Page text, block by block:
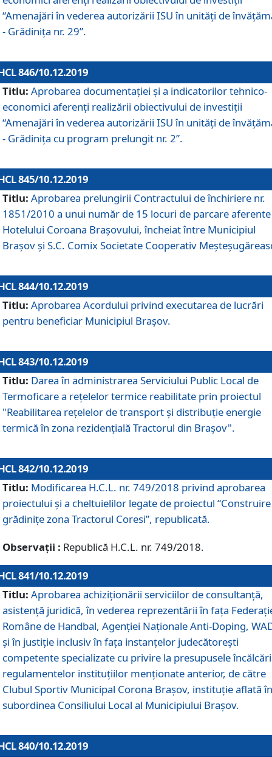
“Amenajări în vederea autorizării ISU în unități de
- Grădinița nr. 29”.
846/10.12.2019
Titlu: Aprobarea documentației și a indicatorilor tehnico-
economici aferenți realizării obiectivului de investiții
“Amenajări în vederea autorizării ISU în unități de
- Grădinița cu program prelungit nr. 2”.
845/10.12.2019
Titlu: Aprobarea prelungirii Contractului de închiriere nr.
1851/2010 a unui număr de 15 locuri de parcare aferente
Hotelului Coroana Brașovului, încheiat între Municipiul
Braşov şi S.C. Comix Societate Cooperativ
844/10.12.2019
Titlu: Aprobarea Acordului privind executarea de lucrări
pentru beneficiar Municipiul Brașov.
843/10.12.2019
Titlu: Darea în administrarea Serviciului Public Local de
Termoficare a rețelelor termice reabilitate prin proiectul
"Reabilitarea reţelelor de transport şi distribuţie energie
termică în zona rezidenţială Tractorul din Braşov".
842/10.12.2019
Titlu: Modificarea H.C.L. nr. 749/2018 privind aprobarea
proiectului și a cheltuielilor legate de proiectul “Construire
grădinițe zona Tractorul Coresi”, republicată.
Observații : Republică H.C.L. nr. 749/2018.
841/10.12.2019
Titlu: Aprobarea achiziționării serviciilor de consultanță,
asistență juridică, în vederea reprezentării în fața
Române de Handbal, Agenției Naționale Anti-Doping,
și în justiție inclusiv în fața instanțelor judecătorești
competente specializate cu privire la presupusele
regulamentelor instituțiilor menționate anterior, de către
Clubul Sportiv Municipal Corona Braşov, instituție aflată în
subordinea Consiliului Local al Municipiului Brașov.
840/10.12.2019